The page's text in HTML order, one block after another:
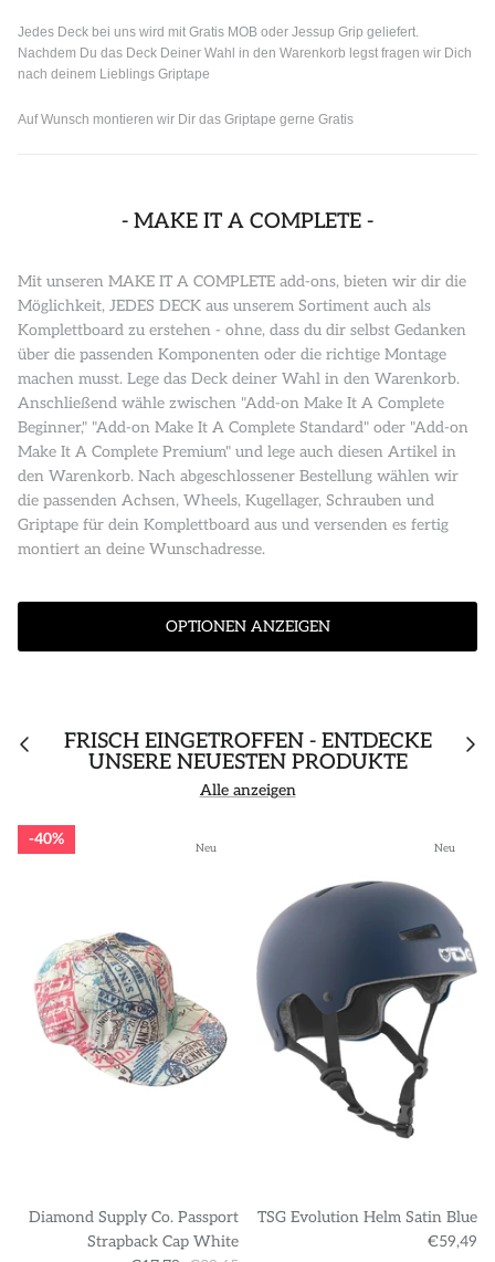
Jedes Deck bei uns wird mit Gratis MOB oder Jessup Grip geliefert.
Nachdem Du das Deck Deiner Wahl in den Warenkorb legst fragen wir Dich
nach deinem Lieblings Griptape
Auf Wunsch montieren wir Dir das Griptape gerne Gratis
- MAKE IT A COMPLETE -
Mit unseren MAKE IT A COMPLETE add-ons, bieten wir dir die
Möglichkeit, JEDES DECK aus unserem Sortiment auch als
Komplettboard zu erstehen - ohne, dass du dir selbst Gedanken
über die passenden Komponenten oder die richtige Montage
machen musst. Lege das Deck deiner Wahl in den Warenkorb.
Anschließend wähle zwischen "Add-on Make It A Complete
Beginner," "Add-on Make It A Complete Standard" oder "Add-on
Make It A Complete Premium" und lege auch diesen Artikel in
den Warenkorb. Nach abgeschlossener Bestellung wählen wir
die passenden Achsen, Wheels, Kugellager, Schrauben und
Griptape für dein Komplettboard aus und versenden es fertig
montiert an deine Wunschadresse.
OPTIONEN ANZEIGEN
FRISCH EINGETROFFEN - ENTDECKE
UNSERE NEUESTEN PRODUKTE
Alle anzeigen
Neu
40%
Diamond Supply Co. Passport
Strapback Cap White
Neu
TSG Evolution Helm Satin Blue
€59,49